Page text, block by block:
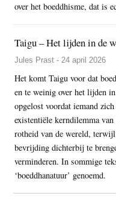
over het boeddhisme, dat is
Taigu – Het lijden in de
Jules Prast - 24 april 2026
Het komt Taigu voor dat
en te weinig over het lijden
opgelost voordat iemand
existentiële kerndilemma
rotheid van de wereld,
bevrijding dichterbij te
verminderen. In sommige
‘boeddhanatuur’ genoemd.